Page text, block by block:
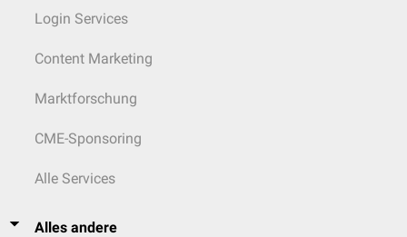
Login Services
Content Marketing
Marktforschung
CME-Sponsoring
Alle Services
Alles andere